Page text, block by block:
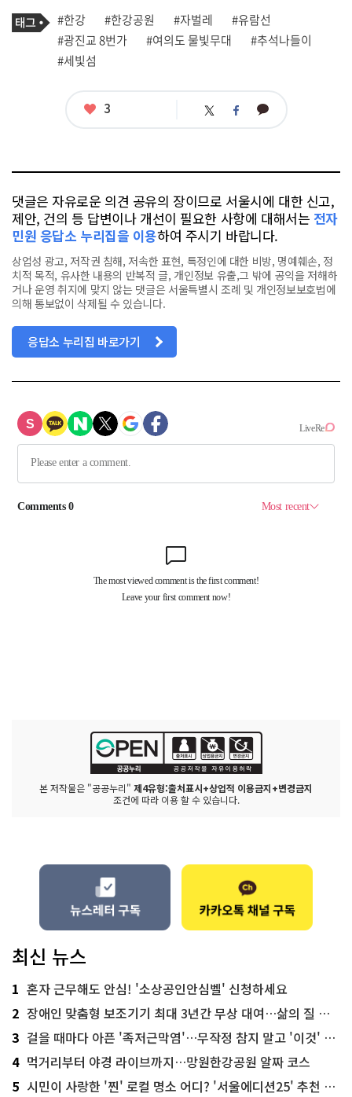
기
사
관
련
태
태
그
#한강 #한강공원 #자벌레
#유람선
#광진교 8번가
#여의도 물빛무대
#추석나들이
#세빛섬
좋
3 트 페 카
댓글은 자유로운 의견 공유의 장이므로 서울시에 대한 신고,
제안, 건의 등 답변이나 개선이 필요한 사항에 대해서는 전자
민원 응답소 누리집을 이용하여 주시기 바랍니다.
상업성 광고, 저작권 침해, 저속한 표현, 특정인에 대한 비방, 명예훼손, 정
치적 목적, 유사한 내용의 반복적 글, 개인정보 유출,그 밖에 공익을 저해하
거나 운영 취지에 맞지 않는 댓글은 서울특별시 조례 및 개인정보보호법에
의해 통보없이 삭제될 수 있습니다.
응답소 누리집 바로가기
본 저작물은 "공공누리" 제4유형:출처표시+상업적 이용금지+변경금지
조건에 따라 이용 할 수 있습니다.
최신 뉴스
1 혼자 근무해도 안심! '소상공인안심벨' 신청하세요
2 장애인 맞춤형 보조기기 최대 3년간 무상 대여…삶의 질 높인다
3 걸을 때마다 아픈 '족저근막염'…무작정 참지 말고 '이것' 해보세요!
4 먹거리부터 야경 라이브까지…망원한강공원 알짜 코스
5 시민이 사랑한 '찐' 로컬 명소 어디? '서울에디션25' 추천 코스